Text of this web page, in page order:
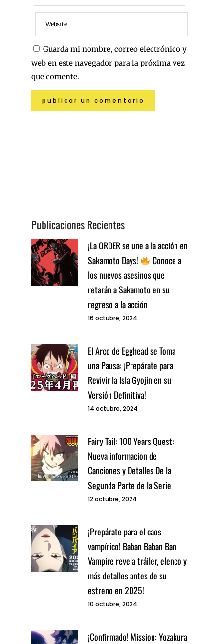
Guarda mi nombre, correo electrónico y
web en este navegador para la próxima vez
que comente.
Publicaciones Recientes
¡La ORDER se une a la acción en
Sakamoto Days!
Conoce a
los nuevos asesinos que
retarán a Sakamoto en su
regreso a la acción
16 octubre, 2024
El Arco de Egghead se Toma
una Pausa: ¡Prepárate para
Revivir la Isla Gyojin en su
Versión Definitiva!
14 octubre, 2024
Fairy Tail: 100 Years Quest:
Nueva informacion de
Canciones y Detalles De la
Segunda Parte de la Serie
12 octubre, 2024
¡Prepárate para el caos
vampírico! Baban Baban Ban
Vampire revela tráiler, elenco y
más detalles antes de su
estreno en 2025!
10 octubre, 2024
¡Confirmado! Mission: Yozakura